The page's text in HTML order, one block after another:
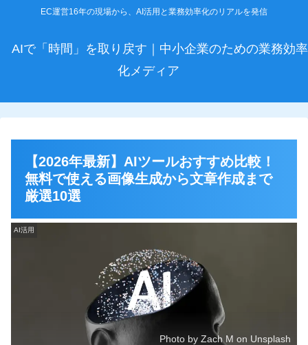
EC運営16年の現場から、AI活用と業務効率化のリアルを発信
AIで「時間」を取り戻す｜中小企業のための業務効率
化メディア
【2026年最新】AIツールおすすめ比較！
無料で使える画像生成から文章作成まで
厳選10選
AI活用
Photo by Zach M on Unsplash